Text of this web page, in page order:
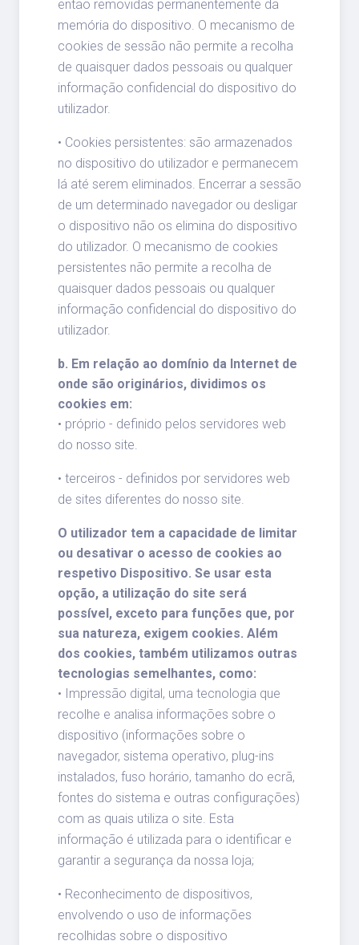
então removidas permanentemente da
memória do dispositivo. O mecanismo de
cookies de sessão não permite a recolha
de quaisquer dados pessoais ou qualquer
informação confidencial do dispositivo do
utilizador.
• Cookies persistentes: são armazenados
no dispositivo do utilizador e permanecem
lá até serem eliminados. Encerrar a sessão
de um determinado navegador ou desligar
o dispositivo não os elimina do dispositivo
do utilizador. O mecanismo de cookies
persistentes não permite a recolha de
quaisquer dados pessoais ou qualquer
informação confidencial do dispositivo do
utilizador.
b. Em relação ao domínio da Internet de
onde são originários, dividimos os
cookies em:
• próprio - definido pelos servidores web
do nosso site.
• terceiros - definidos por servidores web
de sites diferentes do nosso site.
O utilizador tem a capacidade de limitar
ou desativar o acesso de cookies ao
respetivo Dispositivo. Se usar esta
opção, a utilização do site será
possível, exceto para funções que, por
sua natureza, exigem cookies. Além
dos cookies, também utilizamos outras
tecnologias semelhantes, como:
• Impressão digital, uma tecnologia que
recolhe e analisa informações sobre o
dispositivo (informações sobre o
navegador, sistema operativo, plug-ins
instalados, fuso horário, tamanho do ecrã,
fontes do sistema e outras configurações)
com as quais utiliza o site. Esta
informação é utilizada para o identificar e
garantir a segurança da nossa loja;
• Reconhecimento de dispositivos,
envolvendo o uso de informações
recolhidas sobre o dispositivo